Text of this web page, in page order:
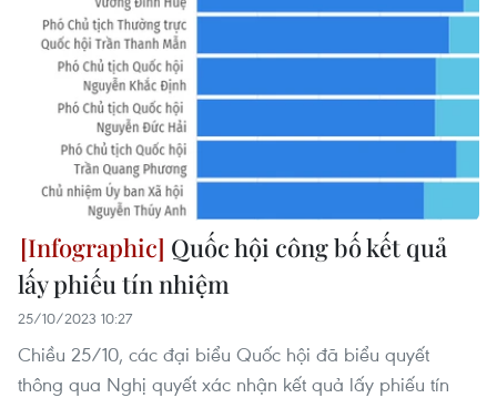
Quốc hội công bố kết quả
lấy phiếu tín nhiệm
25/10/2023 10:27
​Chiều 25/10, các đại biểu Quốc hội đã biểu quyết
thông qua Nghị quyết xác nhận kết quả lấy phiếu tín